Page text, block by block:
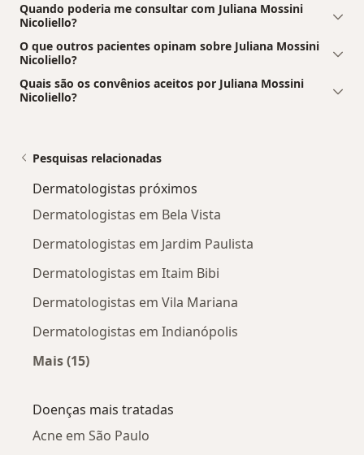
Quando poderia me consultar com Juliana Mossini
Nicoliello?
O que outros pacientes opinam sobre Juliana Mossini
Nicoliello?
Quais são os convênios aceitos por Juliana Mossini
Nicoliello?
Pesquisas relacionadas
Dermatologistas próximos
Dermatologistas em Bela Vista
Dermatologistas em Jardim Paulista
Dermatologistas em Itaim Bibi
Dermatologistas em Vila Mariana
Dermatologistas em Indianópolis
Mais (15)
Doenças mais tratadas
Acne em São Paulo